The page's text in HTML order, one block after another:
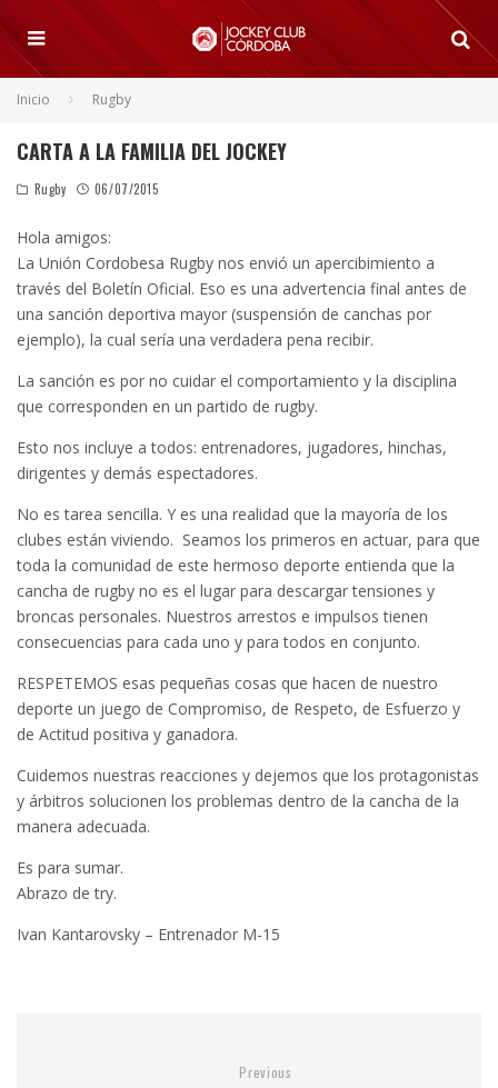
Inicio Rugby
CARTA A LA FAMILIA DEL JOCKEY
Rugby 06/07/2015
Hola amigos:
La Unión Cordobesa Rugby nos envió un apercibimiento a
través del Boletín Oficial. Eso es una advertencia final antes de
una sanción deportiva mayor (suspensión de canchas por
ejemplo), la cual sería una verdadera pena recibir.
La sanción es por no cuidar el comportamiento y la disciplina
que corresponden en un partido de rugby.
Esto nos incluye a todos: entrenadores, jugadores, hinchas,
dirigentes y demás espectadores.
No es tarea sencilla. Y es una realidad que la mayoría de los
clubes están viviendo. Seamos los primeros en actuar, para que
toda la comunidad de este hermoso deporte entienda que la
cancha de rugby no es el lugar para descargar tensiones y
broncas personales. Nuestros arrestos e impulsos tienen
consecuencias para cada uno y para todos en conjunto.
RESPETEMOS esas pequeñas cosas que hacen de nuestro
deporte un juego de Compromiso, de Respeto, de Esfuerzo y
de Actitud positiva y ganadora.
Cuidemos nuestras reacciones y dejemos que los protagonistas
y árbitros solucionen los problemas dentro de la cancha de la
manera adecuada.
Es para sumar.
Abrazo de try.
Ivan Kantarovsky – Entrenador M-15
Previous